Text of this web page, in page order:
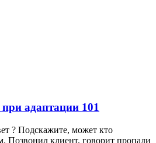
адаптации 101
? Подскажите, может кто
Позвонил клиент, говорит пропали